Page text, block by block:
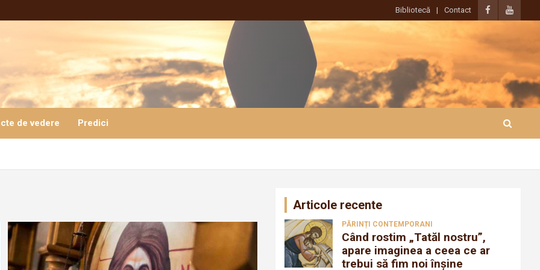
Bibliotecă Contact
de vedere Predici
Articole recente
PĂRINȚI CONTEMPORANI
Când rostim „Tatăl nostru”,
apare imaginea a ceea ce ar
trebui să fim noi înșine